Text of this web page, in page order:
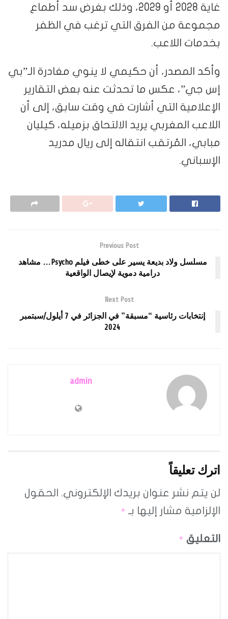
غاية 2028 أو 2029، وذلك بغرض سد أطماع
مجموعة من الفرق التي ترغب في الظفر
بخدمات اللاعب.
وأكد المصدر، أن حكيمي لا ينوي مغادرة الـ”بي
إس جي”، عكس ما تحدثت عنه بعض التقارير
الإعلامية التي أشارت في وقت سابق، إلى أن
اللاعب المغربي يريد الالتحاق بزميله، كيليان
مبابي، المُرتقب انتقاله إلى ريال مدريد
الإسباني.
Previous Post
مسلسل ولاد بديعة يسير على خطى فيلم Psycho… مشاهد
درامية دموية لإيصال الواقعية
Next Post
إنتخابات رئاسية “مسبقة” في الجزائر في 7 أيلول/سبتمبر
2024
admin
اترك تعليقاً
لن يتم نشر عنوان بريدك الإلكتروني. الحقول
الإلزامية مشار إليها بـ *
التعليق *